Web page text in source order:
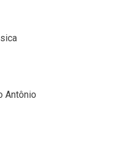
Antônio